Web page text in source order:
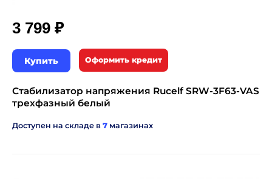
3 799 ₽
Купить Оформить кредит
Стабилизатор напряжения Rucelf SRW-3F63-VAS
трехфазный белый
Доступен на складе в 7 магазинах